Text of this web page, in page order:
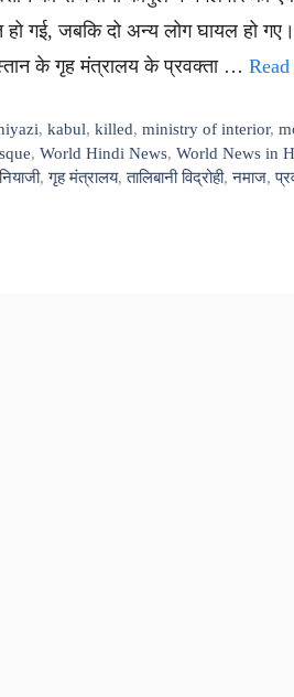
हो गई, जबकि दो अन्य लोग घायल
के गृह मंत्रालय के प्रवक्ता …
,kabul,killed,ministry of interior,
, World Hindi News, World News in
,गृह मंत्रालय,तालिबानी विद्रोही,नमाज,